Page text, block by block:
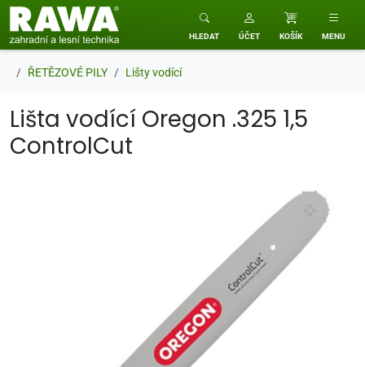
RAWA zahradní a lesní technika
HLEDAT ÚČET KOŠÍK MENU
ŘETĚZOVÉ PILY Lišty vodící
Lišta vodící Oregon .325 1,5
ControlCut